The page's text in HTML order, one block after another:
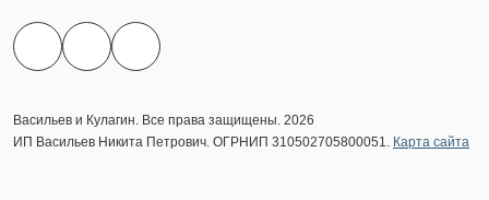
Васильев и Кулагин. Все права защищены. 2026
ИП Васильев Никита Петрович. ОГРНИП 310502705800051. Карта сайта